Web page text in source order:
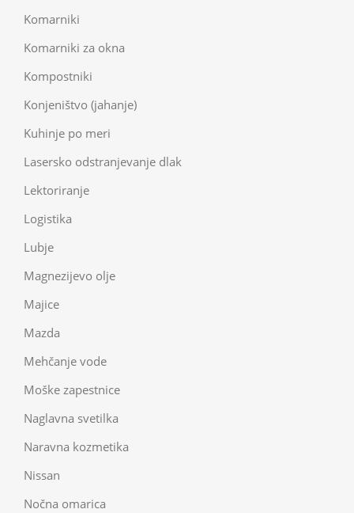
Komarniki
Komarniki za okna
Kompostniki
Konjeništvo (jahanje)
Kuhinje po meri
Lasersko odstranjevanje dlak
Lektoriranje
Logistika
Lubje
Magnezijevo olje
Majice
Mazda
Mehčanje vode
Moške zapestnice
Naglavna svetilka
Naravna kozmetika
Nissan
Nočna omarica